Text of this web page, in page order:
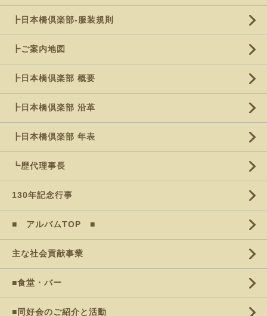
┣日本橋倶楽部-服装規則
┣ご案内地図
┣日本橋倶楽部 概要
┣日本橋倶楽部 沿革
┣日本橋倶楽部 年表
┗歴代理事長
130年記念行事
■ アルバムTOP ■
主な社会貢献事業
■食堂・バー
■同好会のご紹介と活動